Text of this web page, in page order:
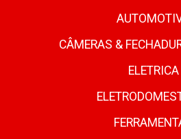
CÂMERAS &
ELETRICA